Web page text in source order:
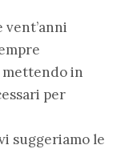
in
per
suggeriamo le